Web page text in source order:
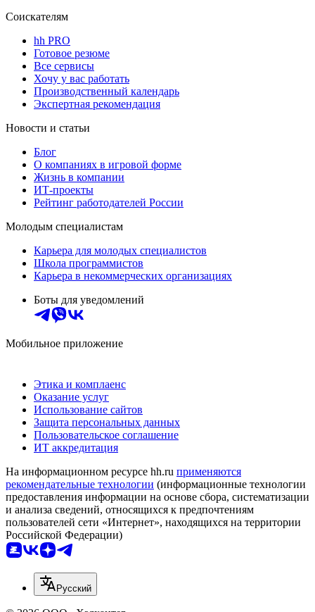
Соискателям
hh PRO
Готовое резюме
Все сервисы
Хочу у вас работать
Производственный календарь
Экспертная рекомендация
Новости и статьи
Блог
О компаниях в игровой форме
Жизнь в компании
ИТ-проекты
Рейтинг работодателей России
Молодым специалистам
Карьера для молодых специалистов
Школа программистов
Карьера в некоммерческих организациях
Боты для уведомлений
Мобильное приложение
Этика и комплаенс
Оказание услуг
Использование сайтов
Защита персональных данных
Пользовательское соглашение
ИТ аккредитация
На информационном ресурсе hh.ru применяются
рекомендательные технологии (информационные технологии
предоставления информации на основе сбора, систематизации
и анализа сведений, относящихся к предпочтениям
пользователей сети «Интернет», находящихся на территории
Российской Федерации)
Русский